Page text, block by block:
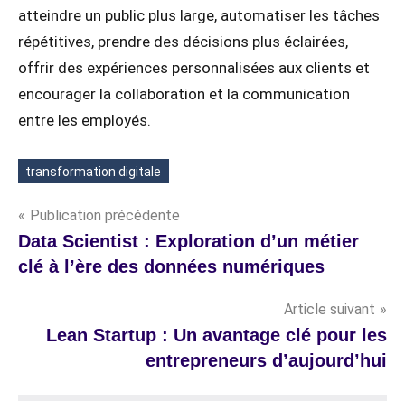
atteindre un public plus large, automatiser les tâches
répétitives, prendre des décisions plus éclairées,
offrir des expériences personnalisées aux clients et
encourager la collaboration et la communication
entre les employés.
Étiquettes
transformation digitale
Navigation
de
Publication précédente
Data Scientist : Exploration d’un métier
clé à l’ère des données numériques
Article suivant
Lean Startup : Un avantage clé pour les
entrepreneurs d’aujourd’hui